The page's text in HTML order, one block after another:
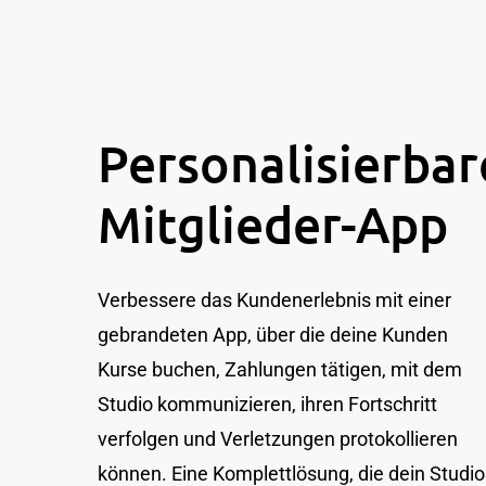
Mitglieder-App
Verbessere das Kundenerlebnis mit einer
gebrandeten App, über die deine Kunden
Kurse buchen, Zahlungen tätigen, mit dem
Studio kommunizieren, ihren Fortschritt
verfolgen und Verletzungen protokollieren
können. Eine Komplettlösung, die dein Studio